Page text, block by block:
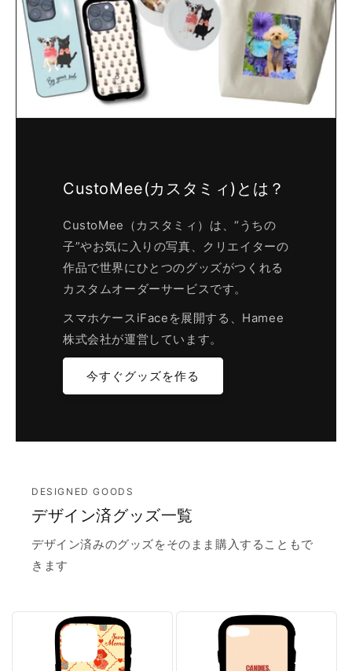
CustoMee(カスタミィ)とは？
CustoMee（カスタミィ）は、“うちの
子”やお気に入りの写真、クリエイターの
作品で世界にひとつのグッズがつくれる
カスタムオーダーサービスです。
スマホケースiFaceを展開する、Hamee
株式会社が運営しています。
今すぐグッズを作る
DESIGNED GOODS
デザイン済グッズ一覧
デザイン済みのグッズをそのまま購入することもで
きます